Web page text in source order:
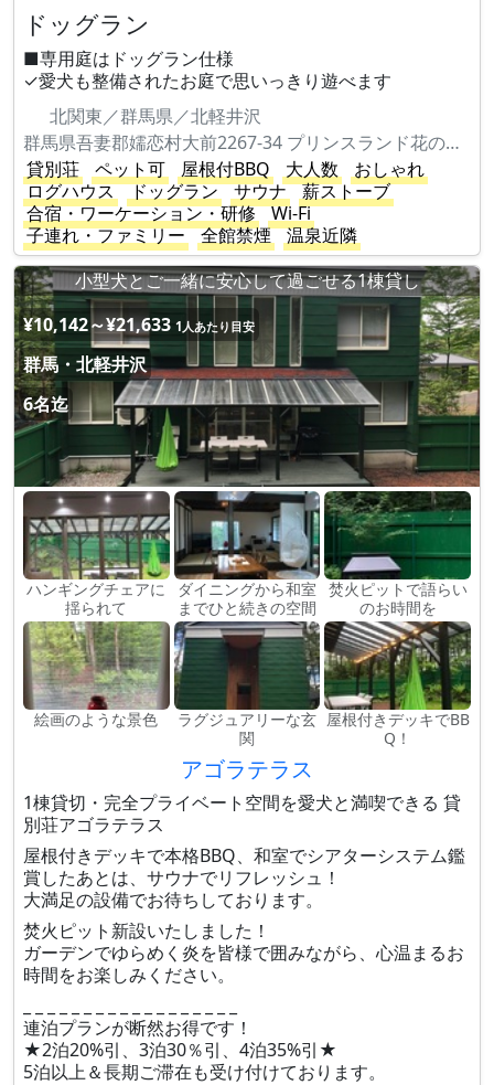
ドッグラン
■専用庭はドッグラン仕様
✓愛犬も整備されたお庭で思いっきり遊べます
北関東／群馬県／北軽井沢
群馬県吾妻郡嬬恋村大前2267-34 プリンスランド花の街931
貸別荘
ペット可 屋根付BBQ 大人数
おしゃれ
ログハウス
ドッグラン サウナ
薪ストーブ
合宿・ワーケーション・研修
Wi-Fi
子連れ・ファミリー
全館禁煙
温泉近隣
小型犬とご一緒に安心して過ごせる1棟貸し
¥10,142～¥21,633 1人あたり目安
群馬・北軽井沢
6名迄
ハンギングチェアに
揺られて
ダイニングから和室
までひと続きの空間
焚火ピットで語らい
のお時間を
絵画のような景色
ラグジュアリーな玄
関
屋根付きデッキでBB
Q！
アゴラテラス
1棟貸切・完全プライベート空間を愛犬と満喫できる 貸
別荘アゴラテラス
屋根付きデッキで本格BBQ、和室でシアターシステム鑑
賞したあとは、サウナでリフレッシュ！
大満足の設備でお待ちしております。
焚火ピット新設いたしました！
ガーデンでゆらめく炎を皆様で囲みながら、心温まるお
時間をお楽しみください。
連泊プランが断然お得です！
★2泊20%引、3泊30％引、4泊35%引★
5泊以上＆長期ご滞在も受け付けております。